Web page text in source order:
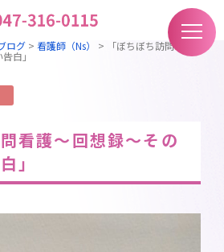
ログ> 看護師（Ns） > 「ぼちぼち訪問看護
白」
看護～回想録～その
」